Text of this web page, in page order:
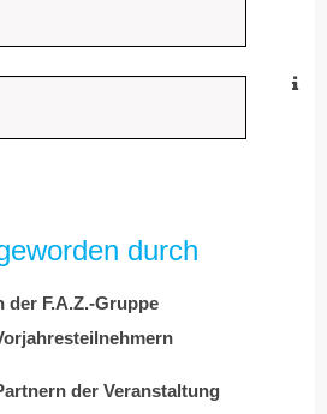
durch
der F.A.Z.-Gruppe
der Veranstaltung